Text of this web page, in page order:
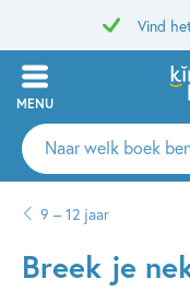
Vind
MENU
Zoeken
naar
auteurs
uitgevers
9 – 12 jaar
Breek je